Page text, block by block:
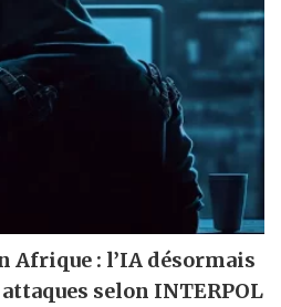
: l’IA désormais
selon INTERPOL